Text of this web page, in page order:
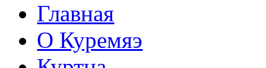
Главная
О Куремяэ